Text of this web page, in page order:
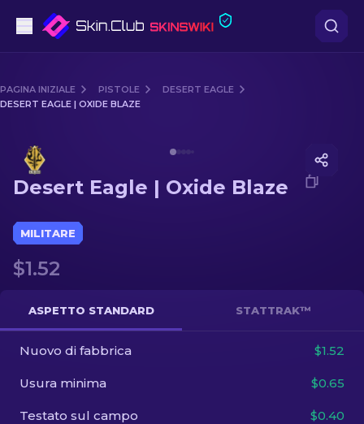
Fascia media
Fucile di precisione
Coltelli
Guanto
Casse
Altro
PAGINA INIZIALE PISTOLE
DESERT EAGLE
DESERT EAGLE | OXIDE BLAZE
Desert Eagle | Oxide Blaze
MILITARE
$1.52
ASPETTO STANDARD STATTRAK™
Nuovo di fabbrica $1.52
Usura minima $0.65
Testato sul campo $0.40